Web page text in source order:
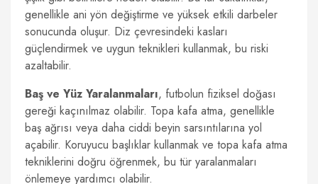
genellikle ani yön değiştirme ve yüksek etkili darbeler
sonucunda oluşur. Diz çevresindeki kasları
güçlendirmek ve uygun teknikleri kullanmak, bu riski
azaltabilir.
Baş ve Yüz Yaralanmaları, futbolun fiziksel doğası
gereği kaçınılmaz olabilir. Topa kafa atma, genellikle
baş ağrısı veya daha ciddi beyin sarsıntılarına yol
açabilir. Koruyucu başlıklar kullanmak ve topa kafa atma
tekniklerini doğru öğrenmek, bu tür yaralanmaları
önlemeye yardımcı olabilir.